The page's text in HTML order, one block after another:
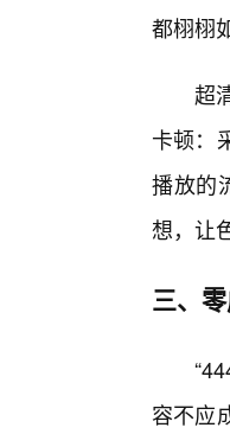
都栩栩
超
卡顿：
播放的
想，让
三、
容不应